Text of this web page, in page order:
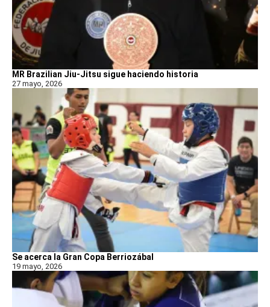
MR Brazilian Jiu-Jitsu sigue haciendo historia
27 mayo, 2026
Se acerca la Gran Copa Berriozábal
19 mayo, 2026